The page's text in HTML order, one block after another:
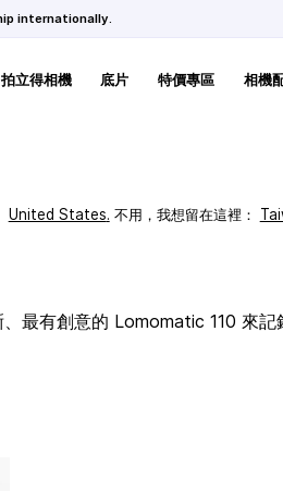
internationally.
拍立得相機 底片 特價專區 相機
United States. 不用，我想留在這裡：
最有創意的 Lomomatic 110 來記